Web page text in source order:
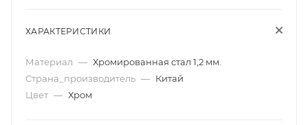
ХАРАКТЕРИСТИКИ
Материал — Хромированная стал 1,2 мм.
Страна_производитель — Китай
Цвет — Хром